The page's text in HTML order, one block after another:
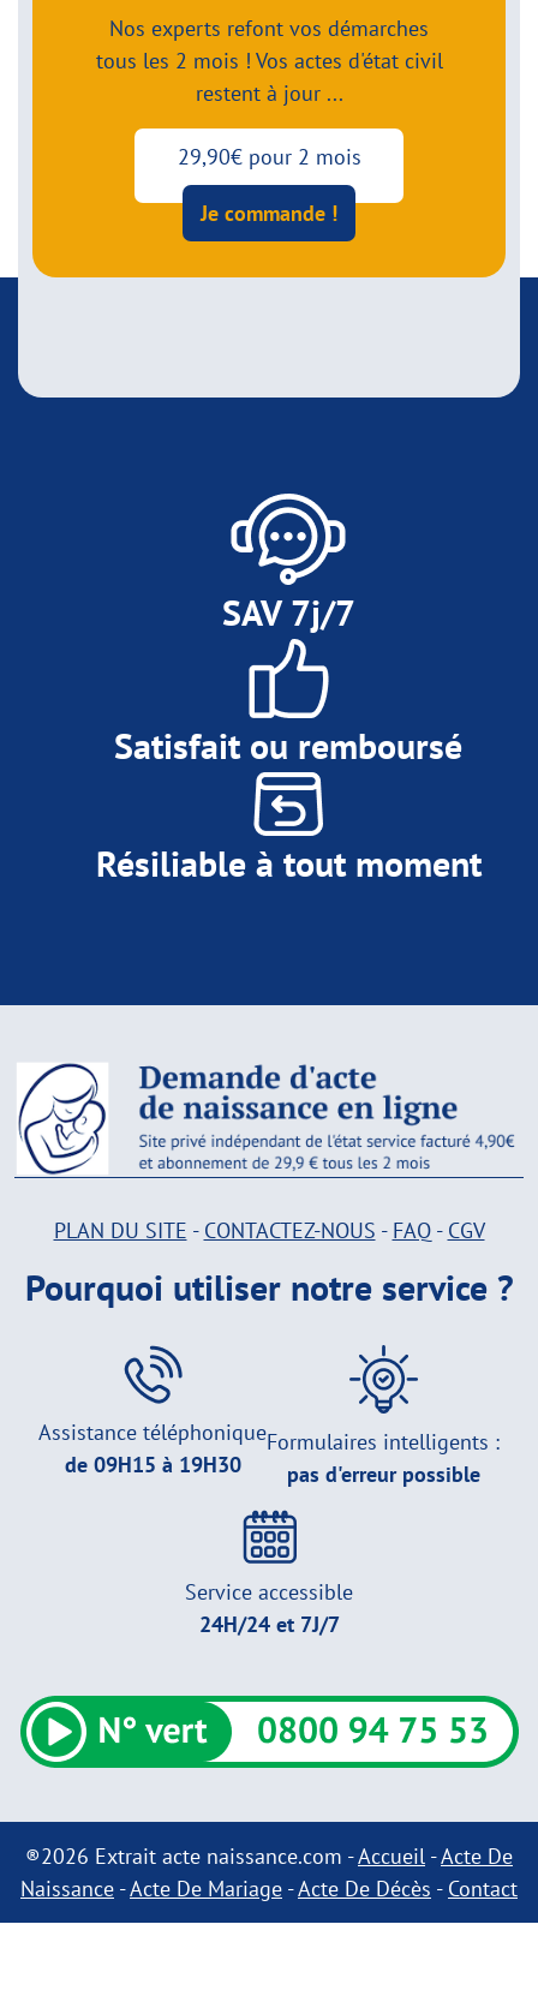
Nos experts refont vos démarches
tous les 2 mois ! Vos actes d'état civil
restent à jour ...
29,90€ pour 2 mois
Je commande !
SAV 7j/7
Satisfait ou remboursé
Résiliable à tout moment
PLAN DU SITE - CONTACTEZ-NOUS - FAQ- CGV
Pourquoi utiliser notre service ?
Assistance téléphonique
de 09H15 à 19H30
Formulaires intelligents :
pas d'erreur possible
Service accessible
24H/24 et 7J/7
®2026 Extrait acte naissance.com -Accueil -Acte De
Naissance -Acte De Mariage -Acte De Décès - Contact